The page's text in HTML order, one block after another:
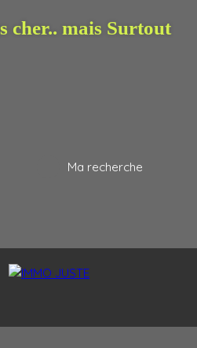
cher.. mais Surtout
Ma recherche